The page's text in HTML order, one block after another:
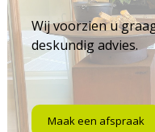
Wij voorzien u
deskundig advies.
Maak een afspraak